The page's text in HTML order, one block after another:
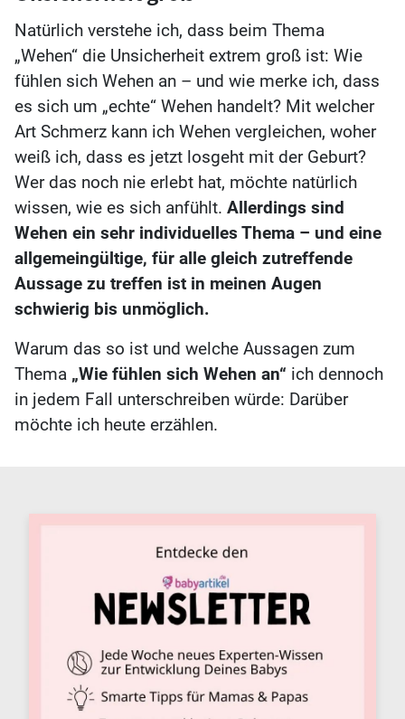
Natürlich verstehe ich, dass beim Thema
„Wehen“ die Unsicherheit extrem groß ist: Wie
fühlen sich Wehen an – und wie merke ich, dass
es sich um „echte“ Wehen handelt? Mit welcher
Art Schmerz kann ich Wehen vergleichen, woher
weiß ich, dass es jetzt losgeht mit der Geburt?
Wer das noch nie erlebt hat, möchte natürlich
wissen, wie es sich anfühlt. Allerdings sind
Wehen ein sehr individuelles Thema – und eine
allgemeingültige, für alle gleich zutreffende
Aussage zu treffen ist in meinen Augen
schwierig bis unmöglich.
Warum das so ist und welche Aussagen zum
Thema „Wie fühlen sich Wehen an“ ich dennoch
in jedem Fall unterschreiben würde: Darüber
möchte ich heute erzählen.